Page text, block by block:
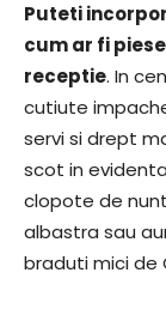
Puteti
cum ar fi
receptie. In
cutiute
servi si drept
scot in
clopote de
albastra sau
braduti mici de